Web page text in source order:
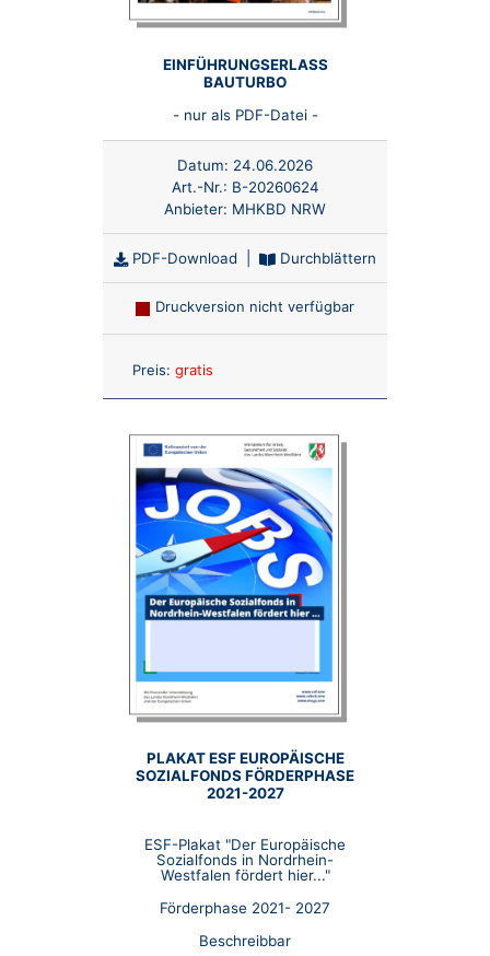
EINFÜHRUNGSERLASS
BAUTURBO
- nur als PDF-Datei -
Datum: 24.06.2026
Art.-Nr.: B-20260624
Anbieter: MHKBD NRW
PDF-Download Durchblättern
Druckversion nicht verfügbar
Preis: gratis
PLAKAT ESF EUROPÄISCHE
SOZIALFONDS FÖRDERPHASE
2021-2027
ESF-Plakat "Der Europäische
Sozialfonds in Nordrhein-
Westfalen fördert hier..."
Förderphase 2021- 2027
Beschreibbar